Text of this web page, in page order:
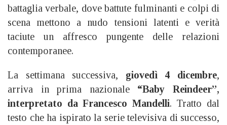
battaglia verbale, dove battute fulminanti e colpi di
scena mettono a nudo tensioni latenti e verità
taciute un affresco pungente delle relazioni
contemporanee.
La settimana successiva, giovedì 4 dicembre,
arriva in prima nazionale “Baby Reindeer”,
interpretato da Francesco Mandelli. Tratto dal
testo che ha ispirato la serie televisiva di successo,